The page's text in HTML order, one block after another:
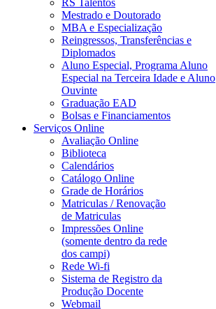
RS Talentos
Mestrado e Doutorado
MBA e Especialização
Reingressos, Transferências e
Diplomados
Aluno Especial, Programa Aluno
Especial na Terceira Idade e Aluno
Ouvinte
Graduação EAD
Bolsas e Financiamentos
Serviços Online
Avaliação Online
Biblioteca
Calendários
Catálogo Online
Grade de Horários
Matriculas / Renovação
de Matriculas
Impressões Online
(somente dentro da rede
dos campi)
Rede Wi-fi
Sistema de Registro da
Produção Docente
Webmail